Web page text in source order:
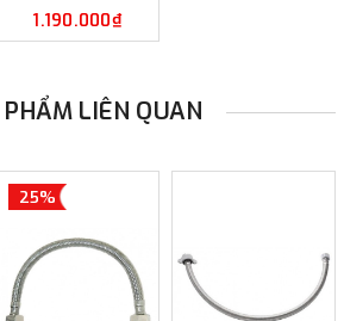
1.190.000₫
PHẨM LIÊN QUAN
25%